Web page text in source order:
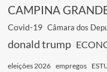
CAMPINA
Covid-19 Câmara dos
donald trump
eleições 2026 empregos